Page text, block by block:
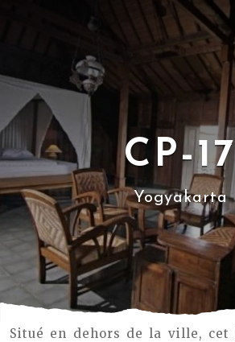
CP-17
Yogyakarta
Situé en dehors de la ville, cet